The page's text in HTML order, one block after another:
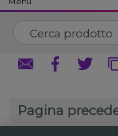
Pagina